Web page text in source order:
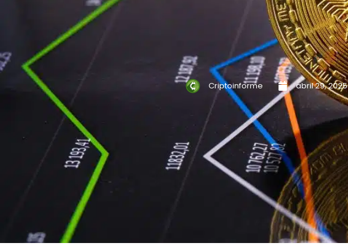
Criptoinforme abril 29, 2025